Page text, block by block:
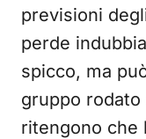
previsioni
perde
spicco, ma
gruppo
ritengono che